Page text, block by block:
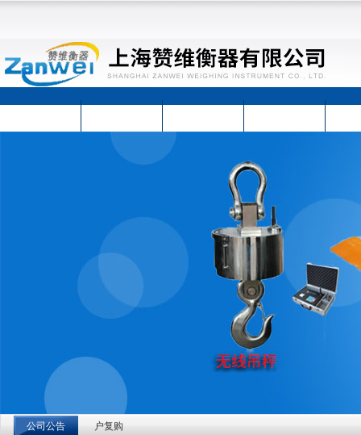
公司公告
上海赞维ZLK700-4便携式汽车称重仪：深耕检测多年，凭精
户复购